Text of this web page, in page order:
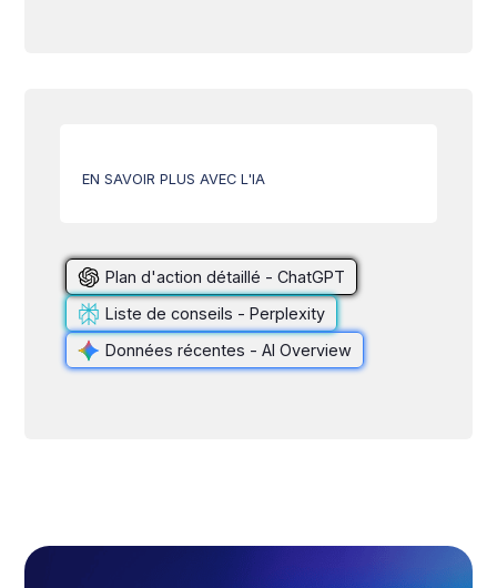
EN SAVOIR PLUS AVEC L'IA
Plan d'action détaillé - ChatGPT
Liste de conseils - Perplexity
Données récentes - AI Overview